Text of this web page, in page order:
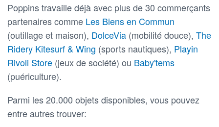
Poppins travaille déjà avec plus de 30 commerçants
partenaires comme Les Biens en Commun
(outillage et maison), DolceVia (mobilité douce), The
Ridery Kitesurf & Wing (sports nautiques), Playin
Rivoli Store (jeux de société) ou Baby'tems
(puériculture).
Parmi les 20.000 objets disponibles, vous pouvez
entre autres trouver: